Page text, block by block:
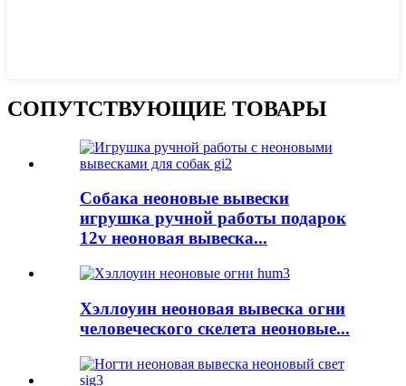
СОПУТСТВУЮЩИЕ ТОВАРЫ
Собака неоновые вывески
игрушка ручной работы подарок
12v неоновая вывеска...
Хэллоуин неоновая вывеска огни
человеческого скелета неоновые...